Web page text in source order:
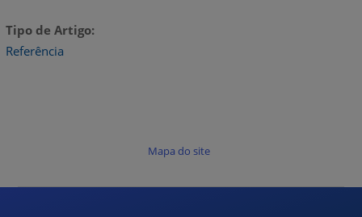
Tipo de Artigo
Referência
Mapa do site